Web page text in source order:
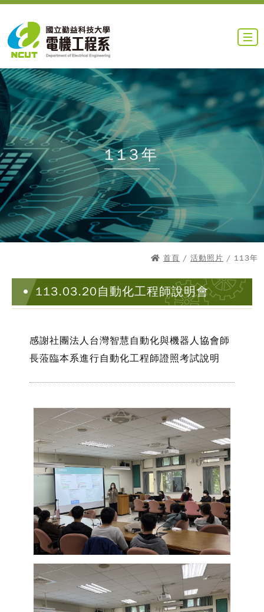
113年
首頁 / 活動照片 / 113年
113.03.20自動化工程師說明會
感謝社團法人台灣智慧自動化與機器人協會師
長蒞臨本系進行自動化工程師證照考試說明